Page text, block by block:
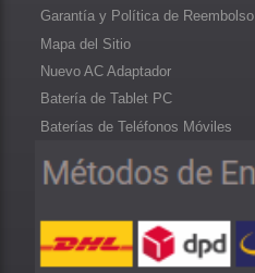
Garantía y Política de Reembolso
Mapa del Sitio
Nuevo AC Adaptador
Batería de Tablet PC
Baterías de Teléfonos Móviles